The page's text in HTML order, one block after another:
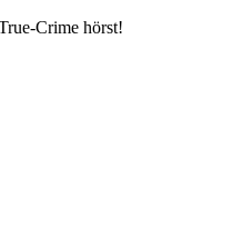
Crime hörst!